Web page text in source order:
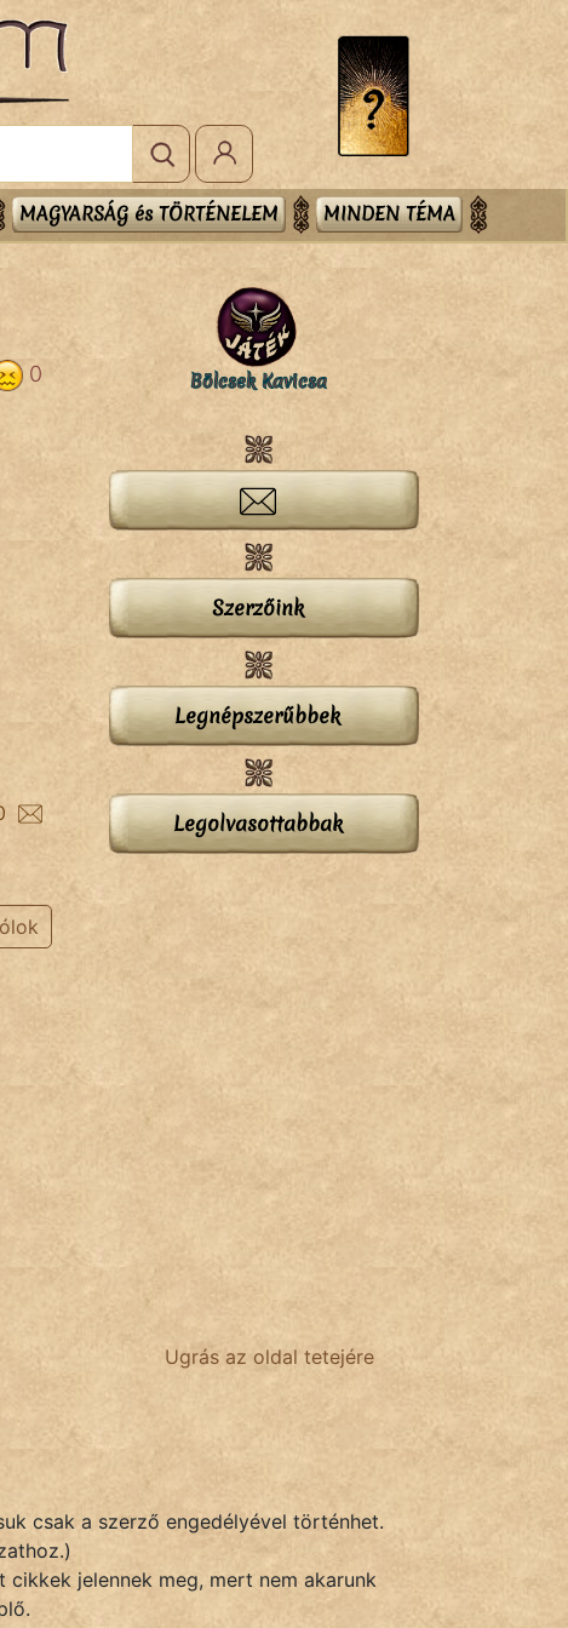
MAGYARSÁG és TÖRTÉNELEM MINDEN TÉMA
0 Bölcsek Kavicsa
Szerzőink
Legnépszerűbbek
Legolvasottabbak
Ugrás az oldal tetejére
csak a szerző engedélyével történhet.
jelennek meg, mert nem akarunk